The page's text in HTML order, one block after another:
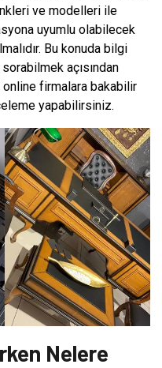
ve modelleri ile
uyumlu olabilecek
Bu konuda bilgi
açısından
firmalara bakabilir
yapabilirsiniz.
Nelere